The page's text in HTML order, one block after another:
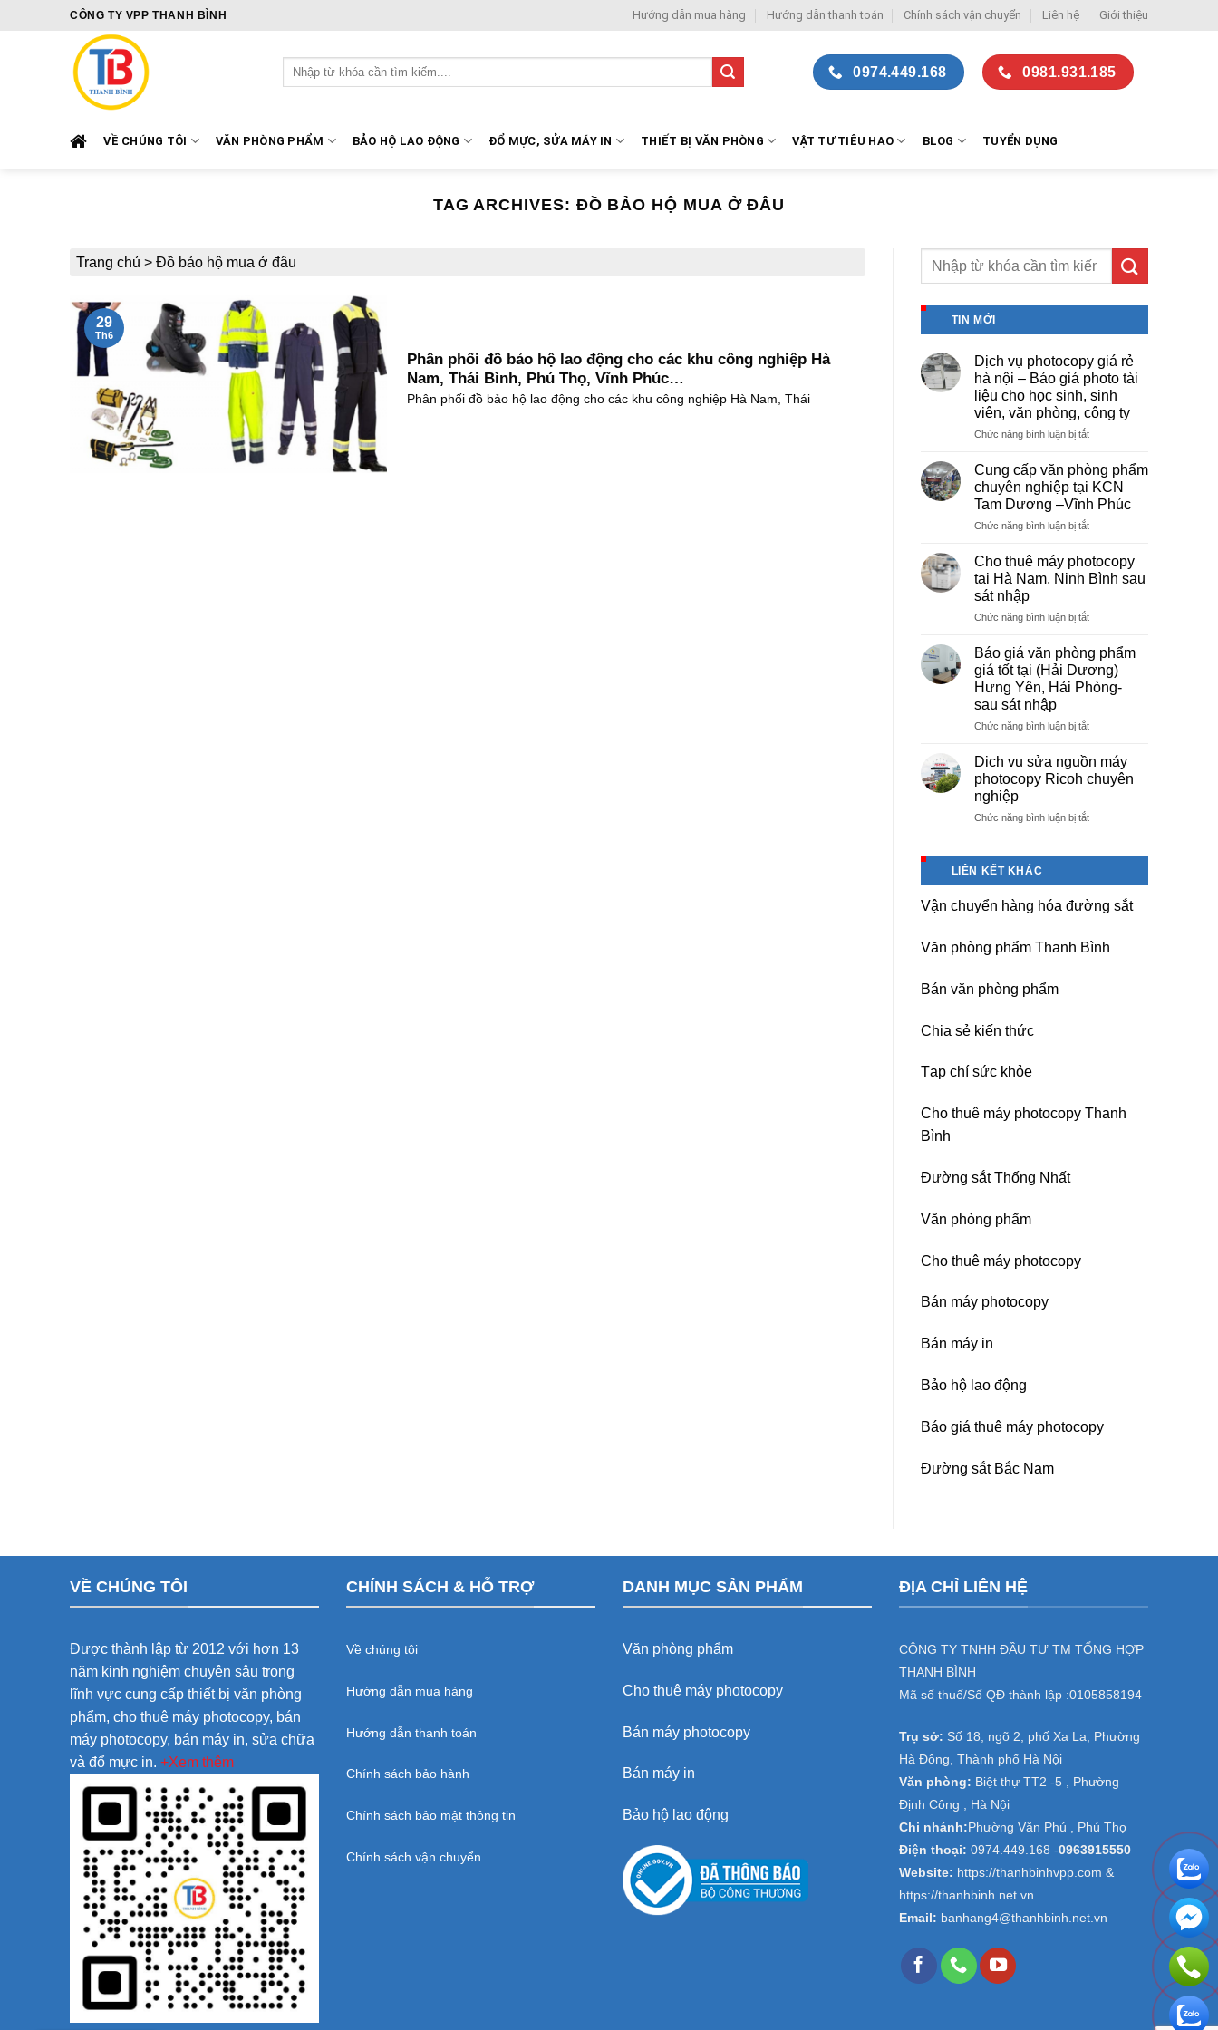
CÔNG TY VPP THANH BÌNH Hướng dẫn mua hàng Hướng dẫn thanh toán Chính sách vận chuyển Liên hệ Giới thiệu
Tìm
kiếm:
0974.449.168 0981.931.185
VỀ CHÚNG TÔI VĂN PHÒNG PHẨM BẢO HỘ LAO ĐỘNG ĐỔ MỰC, SỬA MÁY IN THIẾT BỊ VĂN PHÒNG VẬT TƯ TIÊU HAO BLOG TUYỂN DỤNG
TAG ARCHIVES: ĐỒ BẢO HỘ MUA Ở ĐÂU
Trang chủ > Đồ bảo hộ mua ở đâu
Phân phối đồ bảo hộ lao động cho các khu công nghiệp Hà
Nam, Thái Bình, Phú Thọ, Vĩnh Phúc…
Phân phối đồ bảo hộ lao động cho các khu công nghiệp Hà Nam, Thái
29
Th6
TIN MỚI
Dịch vụ photocopy giá rẻ
hà nội – Báo giá photo tài
liệu cho học sinh, sinh
viên, văn phòng, công ty
Chức năng bình luận bị tắtở
vụ
photocopy
giá
rẻ
hà
–
Báo
giá
tài
cho
học
sinh,
sinh
văn
công
ty
Cung cấp văn phòng phẩm
chuyên nghiệp tại KCN
Tam Dương –Vĩnh Phúc
Chức năng bình luận bị tắtở
cấp
văn
phòng
chuyên
tại
KCN
Tam
Dương
Vĩnh
Cho thuê máy photocopy
tại Hà Nam, Ninh Bình sau
sát nhập
Chức năng bình luận bị tắtở
máy
photocopy
tại
Nam,
sau
sát
Báo giá văn phòng phẩm
giá tốt tại (Hải Dương)
Hưng Yên, Hải Phòng-
sau sát nhập
Chức năng bình luận bị tắtở
văn
phòng
giá
Yên,
Phòng-
sau
Dịch vụ sửa nguồn máy
photocopy Ricoh chuyên
nghiệp
Chức năng bình luận bị tắtở
photocopy
chuyên
nghiệp
LIÊN KẾT KHÁC
Vận chuyển hàng hóa đường sắt
Văn phòng phẩm Thanh Bình
Bán văn phòng phẩm
Chia sẻ kiến thức
Tạp chí sức khỏe
Cho thuê máy photocopy Thanh
Bình
Đường sắt Thống Nhất
Văn phòng phẩm
Cho thuê máy photocopy
Bán máy photocopy
Bán máy in
Bảo hộ lao động
Báo giá thuê máy photocopy
Đường sắt Bắc Nam
VỀ CHÚNG TÔI
Được thành lập từ 2012 với hơn 13
năm kinh nghiệm chuyên sâu trong
lĩnh vực cung cấp thiết bị văn phòng
phẩm, cho thuê máy photocopy, bán
máy photocopy, bán máy in, sửa chữa
và đổ mực in. +Xem thêm
CHÍNH SÁCH & HỖ TRỢ
Về chúng tôi
Hướng dẫn mua hàng
Hướng dẫn thanh toán
Chính sách bảo hành
Chính sách bảo mật thông tin
Chính sách vận chuyển
DANH MỤC SẢN PHẨM
Văn phòng phẩm
Cho thuê máy photocopy
Bán máy photocopy
Bán máy in
Bảo hộ lao động
ĐỊA CHỈ LIÊN HỆ
CÔNG TY TNHH ĐẦU TƯ TM TỔNG HỢP
THANH BÌNH
Mã số thuế/Số QĐ thành lập :0105858194
Trụ sở: Số 18, ngõ 2, phố Xa La, Phường
Hà Đông, Thành phố Hà Nội
Văn phòng: Biệt thự TT2 -5 , Phường
Định Công , Hà Nội
Chi nhánh: Phường Văn Phú , Phú Thọ
Điện thoại: 0974.449.168 -0963915550
Website: https://thanhbinhvpp.com &
https://thanhbinh.net.vn
Email: banhang4@thanhbinh.net.vn